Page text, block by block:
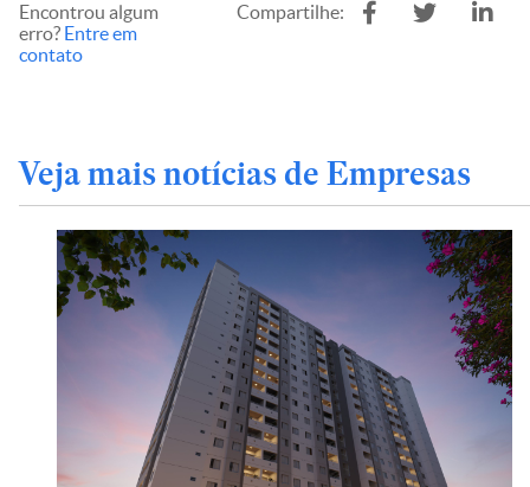
Encontrou algum
erro? Entre em
contato
Compartilhe:
Veja mais notícias de Empresas